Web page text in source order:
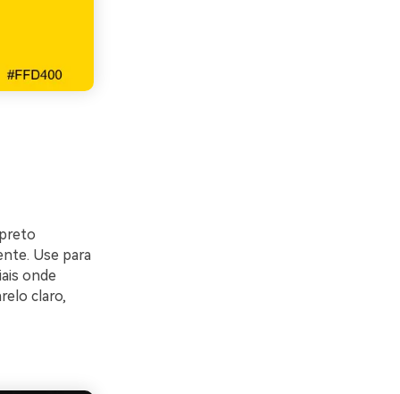
Use para
onde
claro,